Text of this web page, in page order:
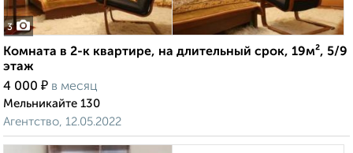
3
Комната в 2-к квартире, на длительный срок, 19м², 5/9
этаж
4 000 ₽ в месяц
Мельникайте 130
Агентство, 12.05.2022